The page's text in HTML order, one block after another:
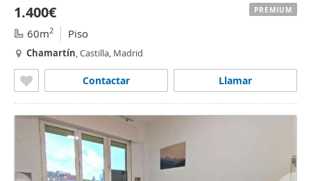
1.400€
60m2 Piso
Chamartín, Castilla, Madrid
Llamar
Contactar
PREMIUM